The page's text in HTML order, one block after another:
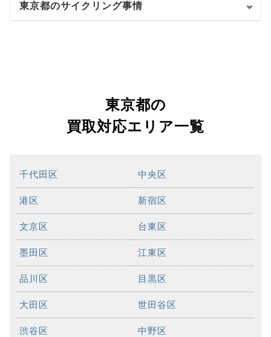
東京都のサイクリング事情
東京都の
買取対応エリア一覧
千代田区 中央区
港区 新宿区
文京区 台東区
墨田区 江東区
品川区 目黒区
大田区 世田谷区
渋谷区 中野区